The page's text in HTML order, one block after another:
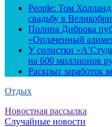
People: Том Холланд
свадьбу в
Полина Диброва
«Оплаченный
У солистки
на 600 миллионов
Раскрыт заработок
Отдых
Новостная рассылка
Случайные новости